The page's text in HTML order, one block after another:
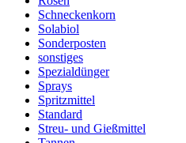
Schneckenkorn
Solabiol
Sonderposten
sonstiges
Spezialdünger
Sprays
Spritzmittel
Standard
Streu- und Gießmittel